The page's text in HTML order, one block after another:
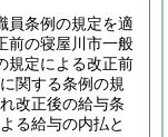
員条例の規定を適
前の寝屋川市一般
規定による改正前
関する条例の規
改正後の給与条
る給与の内払と